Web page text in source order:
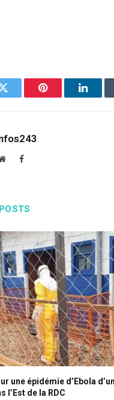
Twitter Pinterest
WebsiteFacebook
POSTS
une épidémie d’Ebola
l’Est de la RDC